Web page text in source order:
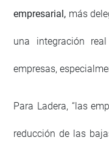
empresarial, más
una integración
empresas,
Para Ladera, “las
reducción de las